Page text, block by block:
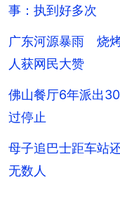
事：执到好多次
广东河源暴雨 烧
人获网民大赞
佛山餐厅6年派出
过停止
母子追巴士距车站
无数人